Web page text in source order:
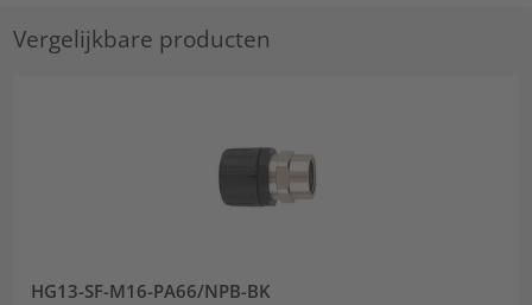
Vergelijkbare producten
HG13-SF-M16-PA66/NPB-BK